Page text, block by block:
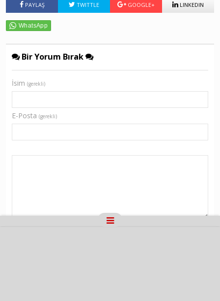
PAYLAŞ TWITTLE GOOGLE+ LINKEDIN
Bir Yorum Bırak
İsim (gerekli)
E-Posta (gerekli)